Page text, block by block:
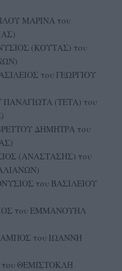
ΜΑΡΙΝΑ του
(ΚΟΥΤΑΣ) του
του ΓΕΩΡΓΙΟΥ
(ΤΕΤΑ) του
ΔΗΜΗΤΡΑ του
(ΑΝΑΣΤΑΣΗΣ) του
του ΒΑΣΙΛΕΙΟΥ
του ΕΜΜΑΝΟΥΗΛ
του ΙΩΑΝΝΗ
ΘΕΜΙΣΤΟΚΛΗ